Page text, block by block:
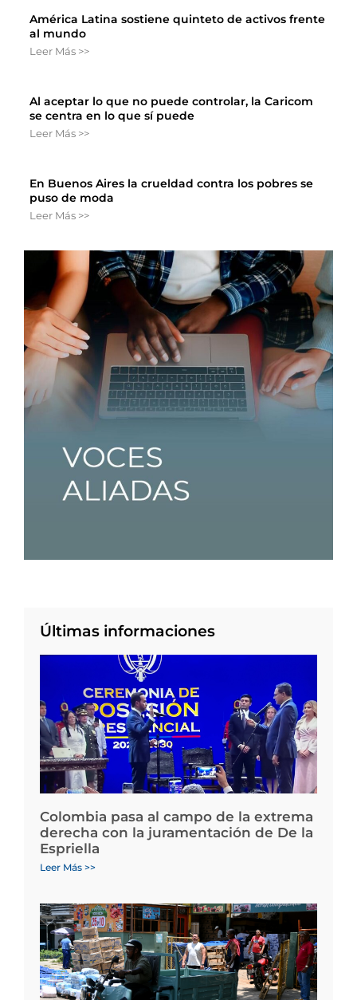
América Latina sostiene quinteto de activos frente
al mundo
Leer Más >>
Al aceptar lo que no puede controlar, la Caricom
se centra en lo que sí puede
Leer Más >>
En Buenos Aires la crueldad contra los pobres se
puso de moda
Leer Más >>
Últimas informaciones
Colombia pasa al campo de la extrema
derecha con la juramentación de De la
Espriella
Leer Más >>